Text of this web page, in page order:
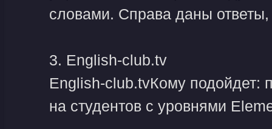
словами. Справа даны
3. English-club.tv
English-club.tvКому подойдет:
на студентов с уровнями